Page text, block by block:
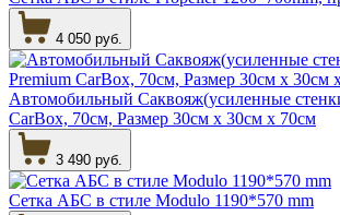
4 050 руб.
Автомобильный Саквояж(усиленные
CarBox, 70см, Размер 30см х 30см х 70см
3 490 руб.
Сетка АБС в стиле Modulo 1190*570 mm